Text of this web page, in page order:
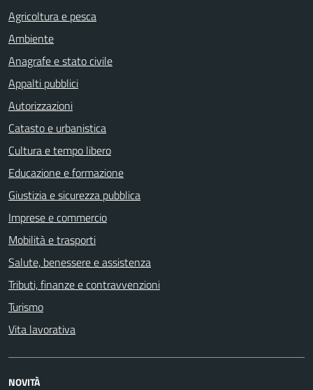
Agricoltura e pesca
Ambiente
Anagrafe e stato civile
Appalti pubblici
Autorizzazioni
Catasto e urbanistica
Cultura e tempo libero
Educazione e formazione
Giustizia e sicurezza pubblica
Imprese e commercio
Mobilità e trasporti
Salute, benessere e assistenza
Tributi, finanze e contravvenzioni
Turismo
Vita lavorativa
NOVITÀ